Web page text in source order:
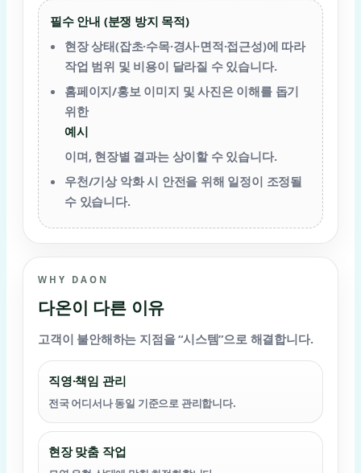
필수 안내 (분쟁 방지 목적)
현장 상태(잡초·수목·경사·면적·접근성)에 따라
작업 범위 및 비용이 달라질 수 있습니다.
홈페이지/홍보 이미지 및 사진은 이해를 돕기
위한
예시
이며, 현장별 결과는 상이할 수 있습니다.
우천/기상 악화 시 안전을 위해 일정이 조정될
수 있습니다.
WHY DAON
다온이 다른 이유
고객이 불안해하는 지점을 “시스템”으로 해결합니다.
직영·책임 관리
전국 어디서나 동일 기준으로 관리합니다.
현장 맞춤 작업